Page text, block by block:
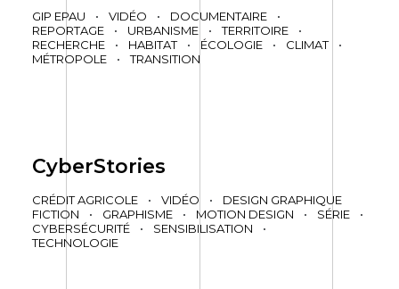
GIP EPAU • VIDÉO • DOCUMENTAIRE
•
REPORTAGE
• URBANISME • TERRITOIRE
•
RECHERCHE
• HABITAT • ÉCOLOGIE • CLIMAT
•
MÉTROPOLE
• TRANSITION
CyberStories
CRÉDIT AGRICOLE • VIDÉO •
DESIGN GRAPHIQUE
FICTION
• GRAPHISME • MOTION DESIGN • SÉRIE
•
CYBERSÉCURITÉ
• SENSIBILISATION
•
TECHNOLOGIE